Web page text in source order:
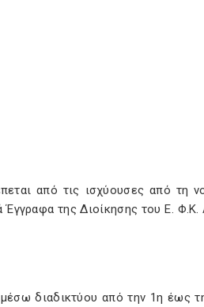
από τις ισχύουσες από τη
Έγγραφα της Διοίκησης του Ε.
διαδικτύου από την 1η έως